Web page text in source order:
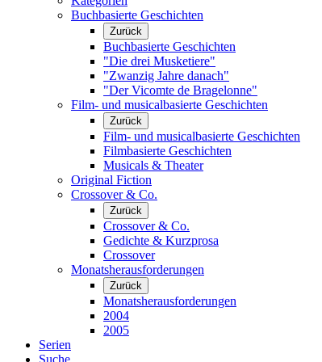
Buchbasierte Geschichten
Zurück
Buchbasierte Geschichten
"Die drei Musketiere"
"Zwanzig Jahre danach"
"Der Vicomte de Bragelonne"
Film- und musicalbasierte Geschichten
Zurück
Film- und musicalbasierte Geschichten
Filmbasierte Geschichten
Musicals & Theater
Original Fiction
Crossover & Co.
Zurück
Crossover & Co.
Gedichte & Kurzprosa
Crossover
Monatsherausforderungen
Zurück
Monatsherausforderungen
2004
2005
Serien
Suche